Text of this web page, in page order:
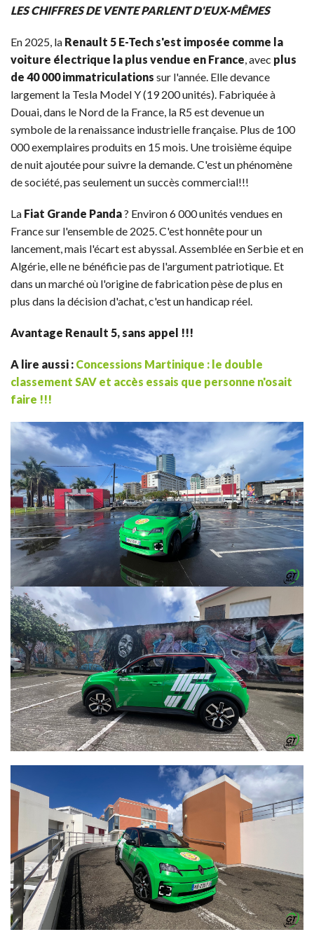
LES CHIFFRES DE VENTE PARLENT D'EUX-MÊMES
En 2025, la Renault 5 E-Tech s'est imposée comme la
voiture électrique la plus vendue en France , avec plus
de 40 000 immatriculations sur l'année. Elle devance
largement la Tesla Model Y (19 200 unités). Fabriquée à
Douai, dans le Nord de la France, la R5 est devenue un
symbole de la renaissance industrielle française. Plus de 100
000 exemplaires produits en 15 mois. Une troisième équipe
de nuit ajoutée pour suivre la demande. C'est un phénomène
de société, pas seulement un succès commercial!!!
La Fiat Grande Panda? Environ 6 000 unités vendues en
France sur l'ensemble de 2025. C'est honnête pour un
lancement, mais l'écart est abyssal. Assemblée en Serbie et en
Algérie, elle ne bénéficie pas de l'argument patriotique. Et
dans un marché où l'origine de fabrication pèse de plus en
plus dans la décision d'achat, c'est un handicap réel.
Avantage Renault 5, sans appel !!!
A lire aussi : Concessions Martinique : le double
classement SAV et accès essais que personne n'osait
faire !!!